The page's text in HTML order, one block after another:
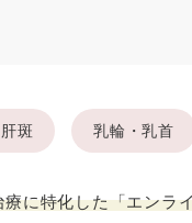
斑 乳輪・乳首
に特化した「エンラ